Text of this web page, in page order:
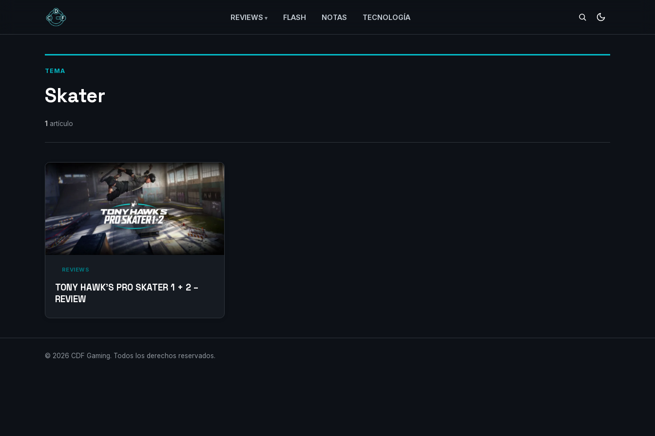
REVIEWS FLASH NOTAS TECNOLOGÍA
TEMA
Skater
1 artículo
‎ REVIEWS‎
TONY HAWK’S PRO SKATER 1 + 2 –
REVIEW
© 2026 CDF Gaming. Todos los derechos reservados.